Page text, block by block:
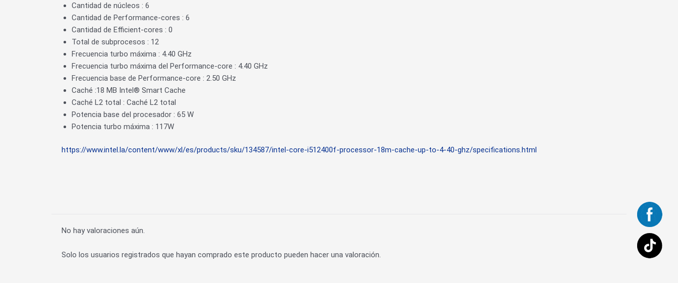
Cantidad de núcleos : 6
Cantidad de Performance-cores : 6
Cantidad de Efficient-cores : 0
Total de subprocesos : 12
Frecuencia turbo máxima : 4.40 GHz
Frecuencia turbo máxima del Performance-core : 4.40 GHz
Frecuencia base de Performance-core : 2.50 GHz
Caché :18 MB Intel® Smart Cache
Caché L2 total : Caché L2 total
Potencia base del procesador : 65 W
Potencia turbo máxima : 117W
https://www.intel.la/content/www/xl/es/products/sku/134587/intel-core-i512400f-processor-18m-cache-up-to-4-40-ghz/specifications.html
No hay valoraciones aún.
Solo los usuarios registrados que hayan comprado este producto pueden hacer una valoración.